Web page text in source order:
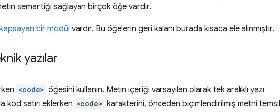
semantiği sağlayan birçok öğe vardır.
bir modül vardır. Bu öğelerin geri kalanı burada kısaca ele alınmıştır.
yazılar
<code> öğesini kullanın. Metin içeriği varsayılan olarak tek aralıklı yazı
kod satırı eklerken <code> karakterini, önceden biçimlendirilmiş metni temsil